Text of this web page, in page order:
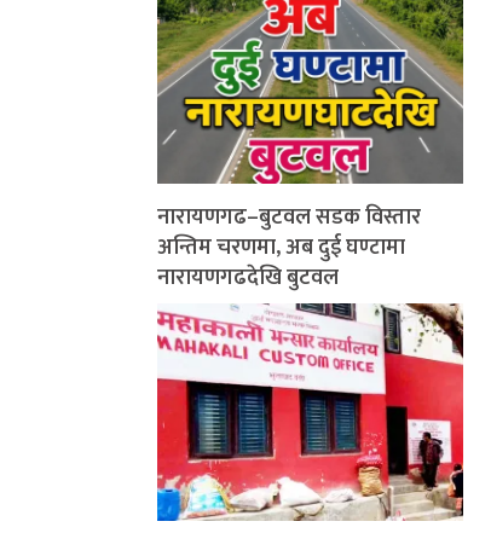
नारायणगढ–बुटवल सडक विस्तार
अन्तिम चरणमा, अब दुई घण्टामा
नारायणगढदेखि बुटवल